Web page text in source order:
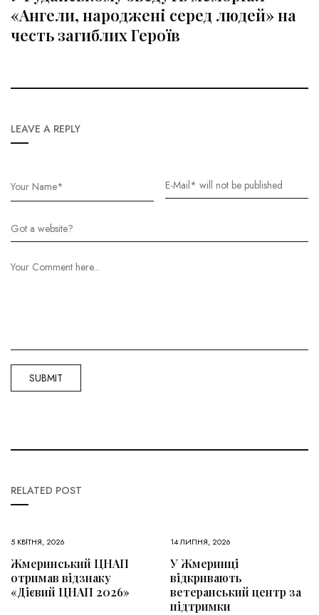
«Ангели, народжені серед людей» на
честь загиблих Героїв
LEAVE A REPLY
RELATED POST
5 КВІТНЯ, 2026
Жмеринський ЦНАП
отримав відзнаку
«Дієвий ЦНАП 2026»
14 ЛИПНЯ, 2026
У Жмеринці
відкривають
ветеранський центр за
підтримки